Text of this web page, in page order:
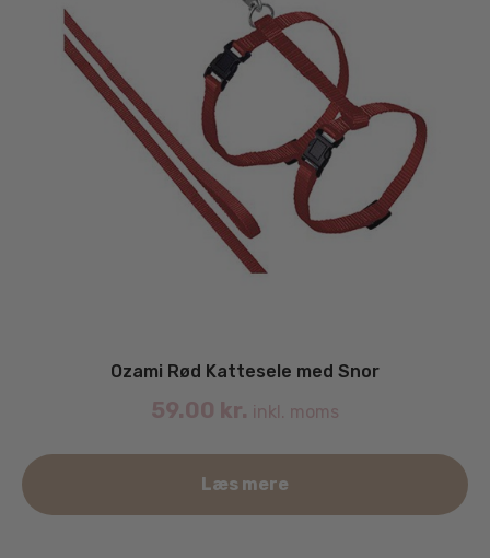
Ozami Rød Kattesele med Snor
59.00 kr. inkl. moms
Læs mere